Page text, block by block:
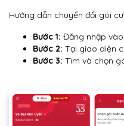
Hướng dẫn chuyển đổi gói
Bước 1: Đăng nhập
Bước 2: Tại giao diện
Bước 3: Tìm và chọn